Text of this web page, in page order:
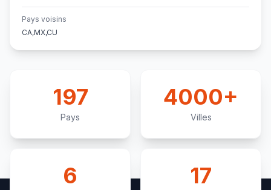
Pays voisins
CA,MX,CU
197
Pays
4000+
Villes
6 17